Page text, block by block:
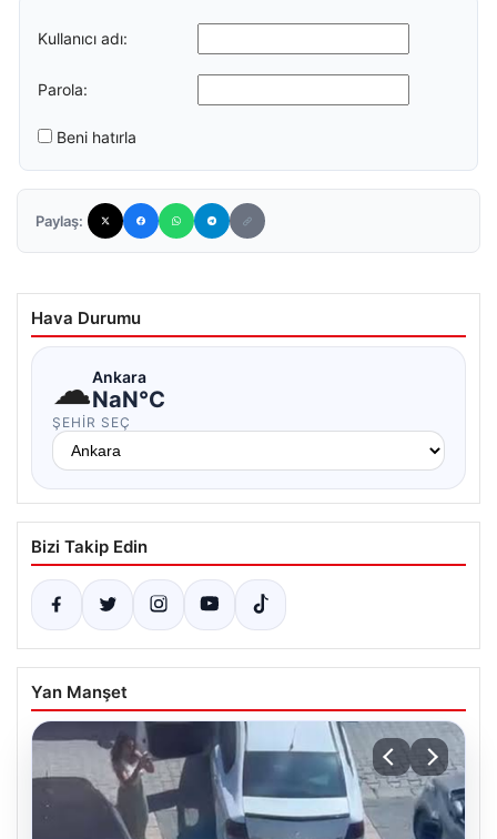
Kullanıcı adı:
Parola:
Beni hatırla
Paylaş:
Hava Durumu
☁Ankara
NaN°C
ŞEHIR SEÇ
Bizi Takip Edin
Yan Manşet